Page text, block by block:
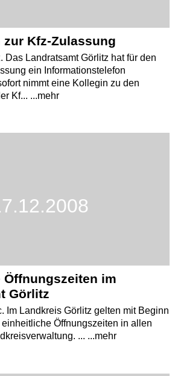
zur Kfz-Zulassung
Das Landratsamt Görlitz hat für den
ein Informationstelefon
nimmt eine Kollegin zu den
Kf... ...mehr
im
Görlitz
Im Landkreis Görlitz gelten mit Beginn
Öffnungszeiten in allen
... ...mehr